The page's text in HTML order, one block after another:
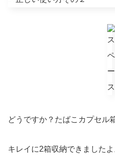
どうですか？たばこカプセル
キレイに2箱収納できましたよ